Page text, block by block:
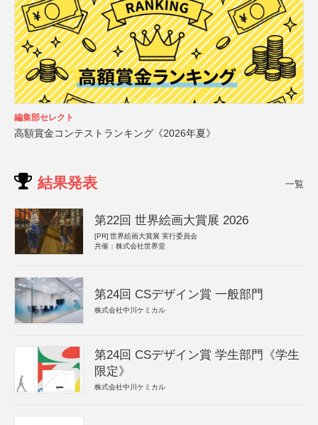
編集部セレクト
高額賞金コンテストランキング《2026年夏》
結果発表 一覧
第22回 世界絵画大賞展 2026
[PR] 世界絵画大賞展 実行委員会
共催：株式会社世界堂
第24回 CSデザイン賞 一般部門
株式会社中川ケミカル
第24回 CSデザイン賞 学生部門《学生
限定》
株式会社中川ケミカル